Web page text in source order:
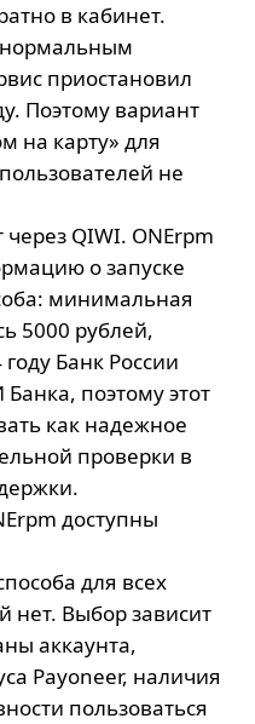
в кабинет.
нормальным
приостановил
Поэтому вариант
на карту» для
не
QIWI. ONErpm
о запуске
минимальная
5000 рублей,
Банк России
поэтому этот
как надежное
проверки в
доступны
для всех
нет. Выбор зависит
аккаунта,
Payoneer, наличия
пользоваться